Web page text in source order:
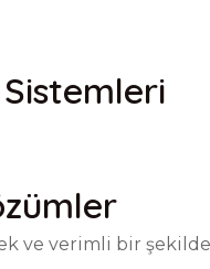
Sistemleri
ve verimli bir